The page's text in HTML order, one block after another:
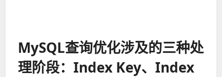
MySQL查询优化涉及的三种处
理阶段：Index Key、Index